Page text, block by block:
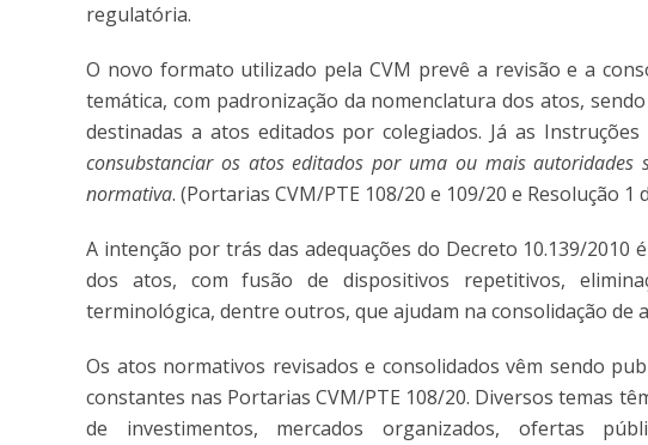
regulatória.
O novo formato utilizado pela CVM prevê a revisão e a
temática, com padronização da nomenclatura dos atos,
destinadas a atos editados por colegiados. Já as
consubstanciar os atos editados por uma ou mais autoridades
normativa. (Portarias CVM/PTE 108/20 e 109/20 e Resolução 1
A intenção por trás das adequações do Decreto 10.139/2010
dos atos, com fusão de dispositivos repetitivos,
terminológica, dentre outros, que ajudam na consolidação de
Os atos normativos revisados e consolidados vêm sendo
constantes nas Portarias CVM/PTE 108/20. Diversos temas
de investimentos, mercados organizados, ofertas